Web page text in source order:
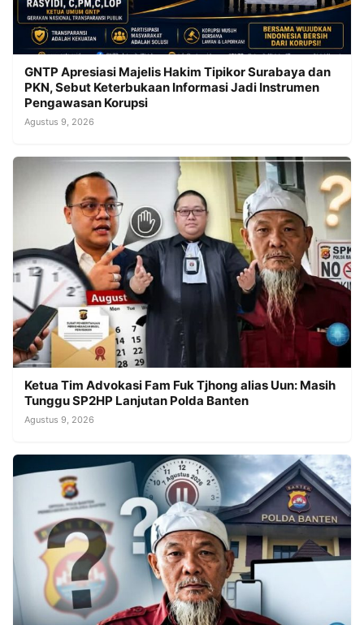
GNTP Apresiasi Majelis Hakim Tipikor Surabaya dan
PKN, Sebut Keterbukaan Informasi Jadi Instrumen
Pengawasan Korupsi
Agustus 9, 2026
Ketua Tim Advokasi Fam Fuk Tjhong alias Uun: Masih
Tunggu SP2HP Lanjutan Polda Banten
Agustus 9, 2026